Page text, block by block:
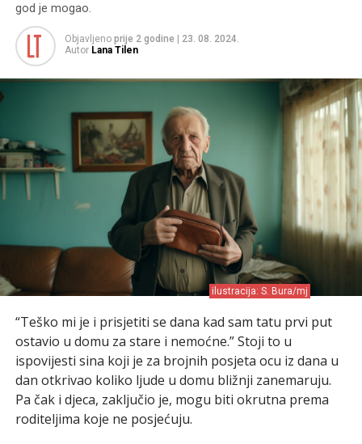
god je mogao.
Objavljeno prije 2 godine
23. 08. 2024.
Autor Lana Tilen
ilustracija: S. Bura/mj
“Teško mi je i prisjetiti se dana kad sam tatu prvi put
ostavio u domu za stare i nemoćne.” Stoji to u
ispovijesti sina koji je za brojnih posjeta ocu iz dana u
dan otkrivao koliko ljude u domu bližnji zanemaruju.
Pa čak i djeca, zaključio je, mogu biti okrutna prema
roditeljima koje ne posjećuju.